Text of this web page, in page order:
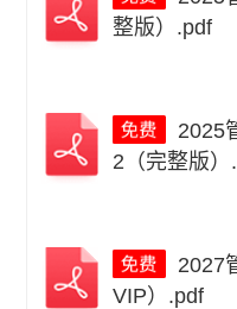
整版）.pdf
2（完整版）
VIP）.pdf